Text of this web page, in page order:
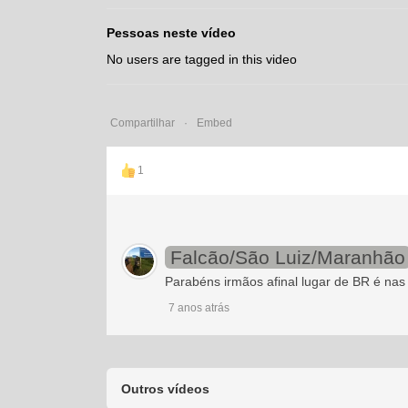
Pessoas neste vídeo
No users are tagged in this video
Compartilhar Embed
1
Falcão/São Luiz/Maranhão
Parabéns irmãos afinal lugar de BR é nas
7 anos atrás
Outros vídeos